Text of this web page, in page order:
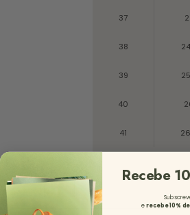
37
38
39
40
41
35 36 37 Recebe
erecebe 10%